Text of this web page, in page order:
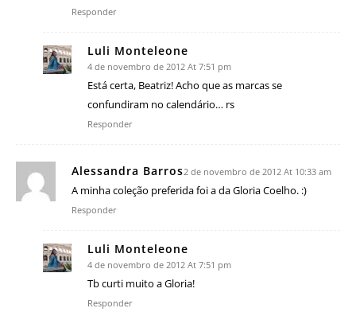
Responder
Luli Monteleone
4 de novembro de 2012 At 7:51 pm
Está certa, Beatriz! Acho que as marcas se
confundiram no calendário… rs
Responder
Alessandra Barros2 de novembro de 2012 At 10:33 am
A minha coleção preferida foi a da Gloria Coelho. :)
Responder
Luli Monteleone
4 de novembro de 2012 At 7:51 pm
Tb curti muito a Gloria!
Responder